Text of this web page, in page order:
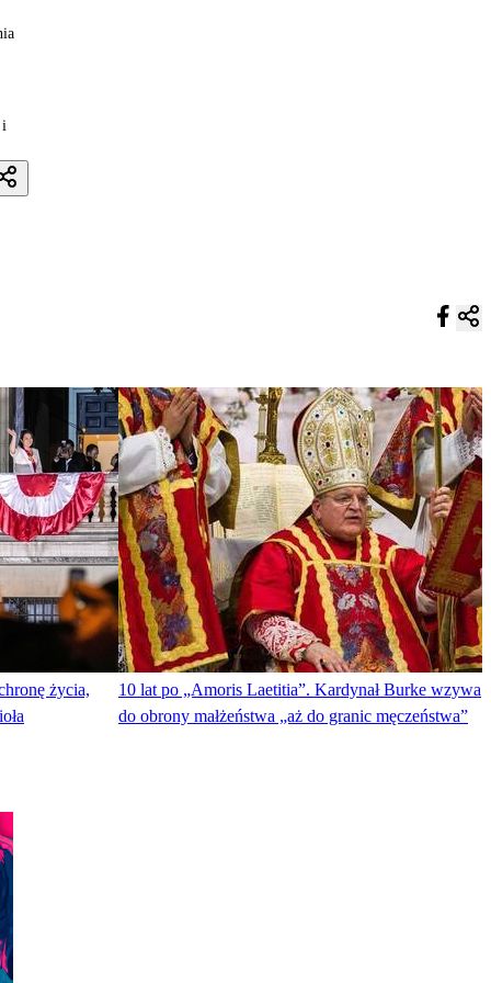
i
życia,
10 lat po „Amoris Laetitia”. Kardynał Burke wzywa
do obrony małżeństwa „aż do granic męczeństwa”